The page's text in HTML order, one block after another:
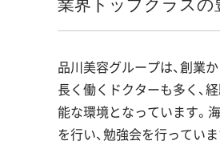
品川美容グループは、創業
長く働くドクターも多く、
能な環境となっています。
を行い、勉強会を行っていま